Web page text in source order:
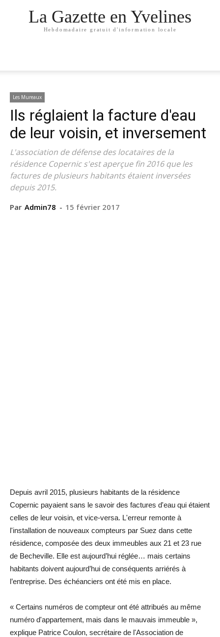
La Gazette en Yvelines
Hebdomadaire gratuit d'information locale
Les Mureaux
Ils réglaient la facture d'eau
de leur voisin, et inversement
L'association de défense des locataires de la
résidence Copernic s'est aperçue fin 2016 que les
factures de plusieurs habitants étaient inversées
depuis 2015.
Par Admin78 - 15 février 2017
Depuis avril 2015, plusieurs habitants de la résidence
Copernic payaient sans le savoir des factures d'eau qui étaient
celles de leur voisin, et vice-versa. L'erreur remonte à
l'installation de nouveaux compteurs par Suez dans cette
résidence, composée des deux immeubles aux 21 et 23 rue
de Becheville. Elle est aujourd’hui réglée… mais certains
habitants doivent aujourd’hui de conséquents arriérés à
l’entreprise. Des échéanciers ont été mis en place.
« Certains numéros de compteur ont été attribués au même
numéro d'appartement, mais dans le mauvais immeuble »,
explique Patrice Coulon, secrétaire de l'Association de